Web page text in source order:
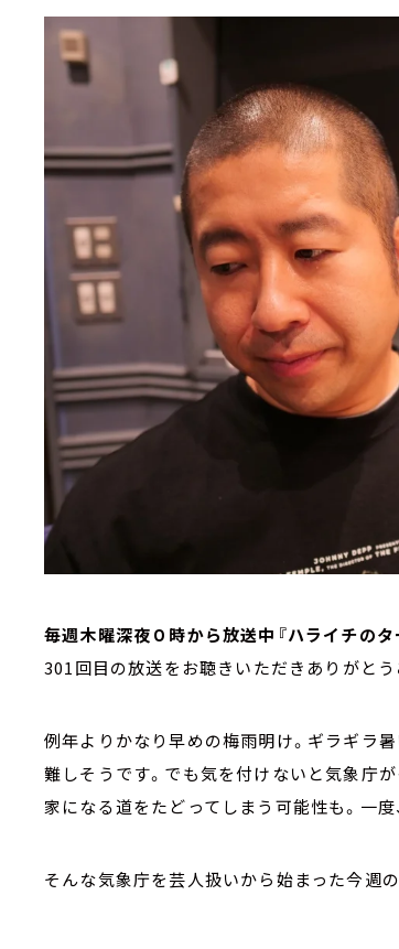
毎週木曜深夜０時から放送中『ハライチのタ
301回目の放送をお聴きいただきありがとう
例年よりかなり早めの梅雨明け。ギラギラ
難しそうです。でも気を付けないと気象庁
家になる道をたどってしまう可能性も。一
そんな気象庁を芸人扱いから始まった今週